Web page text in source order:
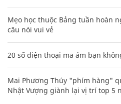
Mẹo học thuộc Bảng tuần hoàn
câu nói vui vẻ
20 số điện thoại ma ám bạn
Mai Phương Thúy "phím hàng"
Nhật Vượng giành lại vị trí top 5